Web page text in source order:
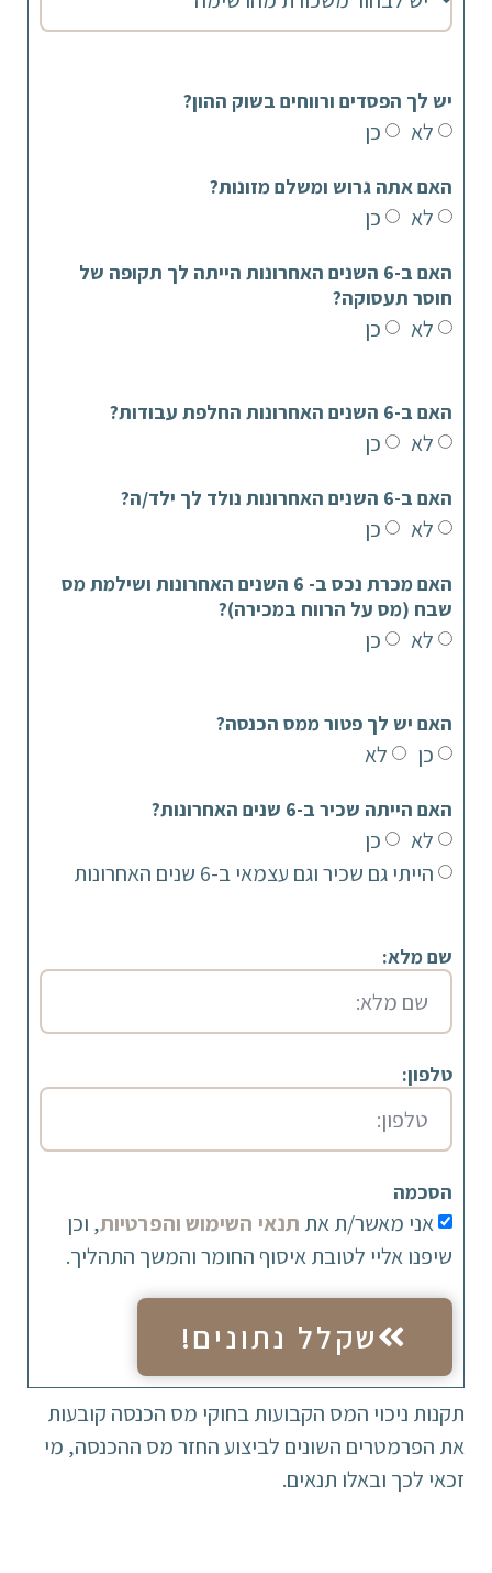
יש לך הפסדים ורווחים בשוק ההון?
לא כן
האם אתה גרוש ומשלם מזונות?
לא כן
האם ב-6 השנים האחרונות הייתה לך תקופה של
חוסר תעסוקה?
לא כן
האם ב-6 השנים האחרונות החלפת עבודות?
לא כן
האם ב-6 השנים האחרונות נולד לך ילד/ה?
לא כן
האם מכרת נכס ב- 6 השנים האחרונות ושילמת מס
שבח (מס על הרווח במכירה)?
לא כן
האם יש לך פטור ממס הכנסה?
כן לא
האם הייתה שכיר ב-6 שנים האחרונות?
לא
כן
הייתי גם שכיר וגם עצמאי ב-6 שנים האחרונות
שם מלא:
טלפון:
הסכמה
אני מאשר/ת את תנאי השימוש והפרטיות, וכן
שיפנו אליי לטובת איסוף החומר והמשך התהליך.
שקלל נתונים!
תקנות ניכוי המס הקבועות בחוקי מס הכנסה קובעות
את הפרמטרים השונים לביצוע החזר מס ההכנסה, מי
זכאי לכך ובאלו תנאים.